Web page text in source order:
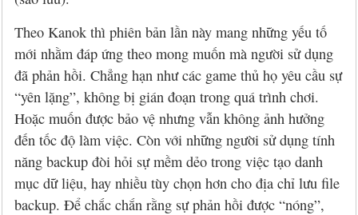
Theo Kanok thì phiên bản lần này mang những yếu tố
mới nhằm đáp ứng theo mong muốn mà người sử dụng
đã phản hồi. Chẳng hạn như các game thủ họ yêu cầu sự
“yên lặng”, không bị gián đoạn trong quá trình chơi.
Hoặc muốn được bảo vệ nhưng vẫn không ảnh hưởng
đến tốc độ làm việc. Còn với những người sử dụng tính
năng backup đòi hỏi sự mềm dẻo trong việc tạo danh
mục dữ liệu, hay nhiều tùy chọn hơn cho địa chỉ lưu file
backup. Để chắc chắn rằng sự phản hồi được “nóng”,